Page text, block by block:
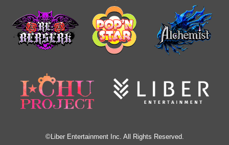
©Liber Entertainment Inc. All Rights Reserved.